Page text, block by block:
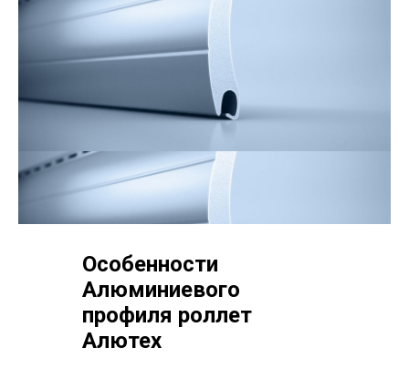
Особенности
Алюминиевого
профиля роллет
Алютех